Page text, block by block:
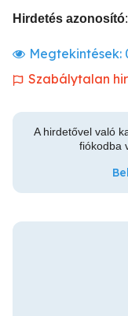
Hirdetés azonosító
Megtekintések:
Szabálytalan
A hirdetővel való
fiókodba